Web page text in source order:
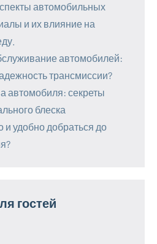
автомобильных
и их влияние на
автомобилей:
трансмиссии?
автомобиля: секреты
блеска
и удобно добраться до
гостей